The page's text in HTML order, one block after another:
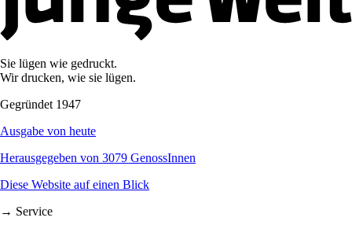
Sie lügen wie gedruckt.
Wir drucken, wie sie lügen.
Gegründet 1947
Ausgabe von heute
Herausgegeben von 3079 GenossInnen
Diese Website auf einen Blick
→ Service